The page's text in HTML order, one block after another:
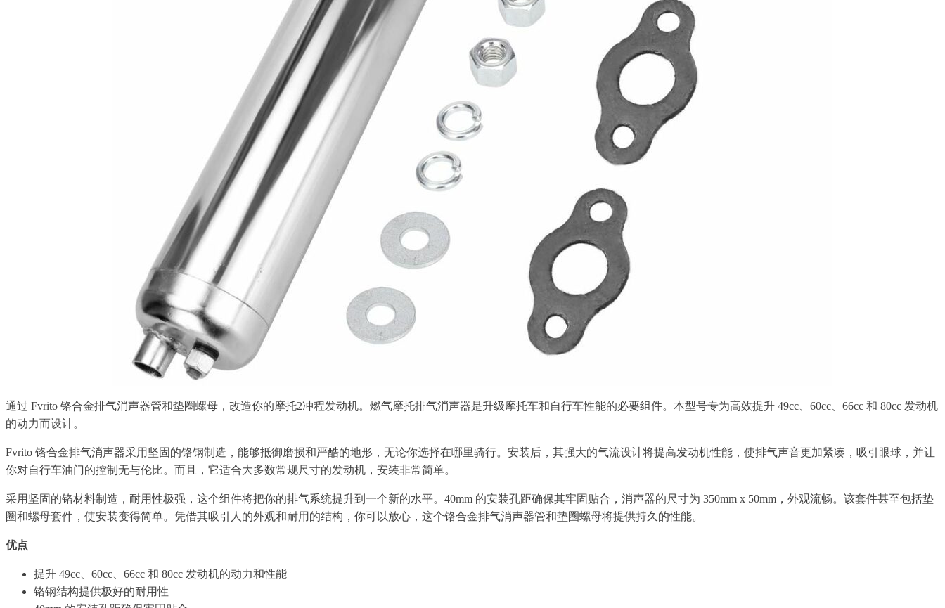
通过 Fvrito 铬合金排气消声器管和垫圈螺母，改造你的摩托2冲程发动机。燃气摩托排气消声器是升级摩托车和自行车性能的必要组件。本型号专为高效提升 49cc、60cc、66cc 和 80cc 发动机
的动力而设计。
Fvrito 铬合金排气消声器采用坚固的铬钢制造，能够抵御磨损和严酷的地形，无论你选择在哪里骑行。安装后，其强大的气流设计将提高发动机性能，使排气声音更加紧凑，吸引眼球，并让
你对自行车油门的控制无与伦比。而且，它适合大多数常规尺寸的发动机，安装非常简单。
采用坚固的铬材料制造，耐用性极强，这个组件将把你的排气系统提升到一个新的水平。40mm 的安装孔距确保其牢固贴合，消声器的尺寸为 350mm x 50mm，外观流畅。该套件甚至包括垫
圈和螺母套件，使安装变得简单。凭借其吸引人的外观和耐用的结构，你可以放心，这个铬合金排气消声器管和垫圈螺母将提供持久的性能。
优点
提升 49cc、60cc、66cc 和 80cc 发动机的动力和性能
铬钢结构提供极好的耐用性